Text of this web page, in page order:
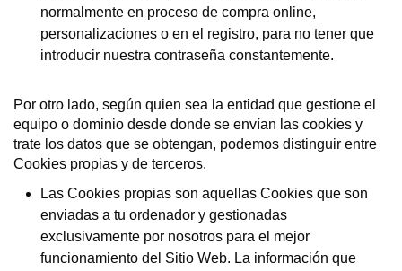
normalmente en proceso de compra online,
personalizaciones o en el registro, para no tener que
introducir nuestra contraseña constantemente.
Por otro lado, según quien sea la entidad que gestione el
equipo o dominio desde donde se envían las cookies y
trate los datos que se obtengan, podemos distinguir entre
Cookies propias y de terceros.
Las Cookies propias son aquellas Cookies que son
enviadas a tu ordenador y gestionadas
exclusivamente por nosotros para el mejor
funcionamiento del Sitio Web. La información que